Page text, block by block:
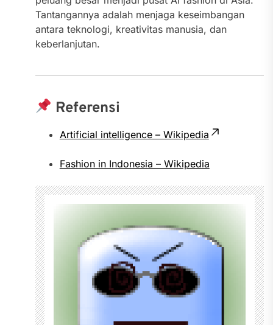
Tantangannya adalah menjaga keseimbangan
antara teknologi, kreativitas manusia, dan
keberlanjutan.
Referensi
Artificial intelligence – Wikipedia
Fashion in Indonesia – Wikipedia